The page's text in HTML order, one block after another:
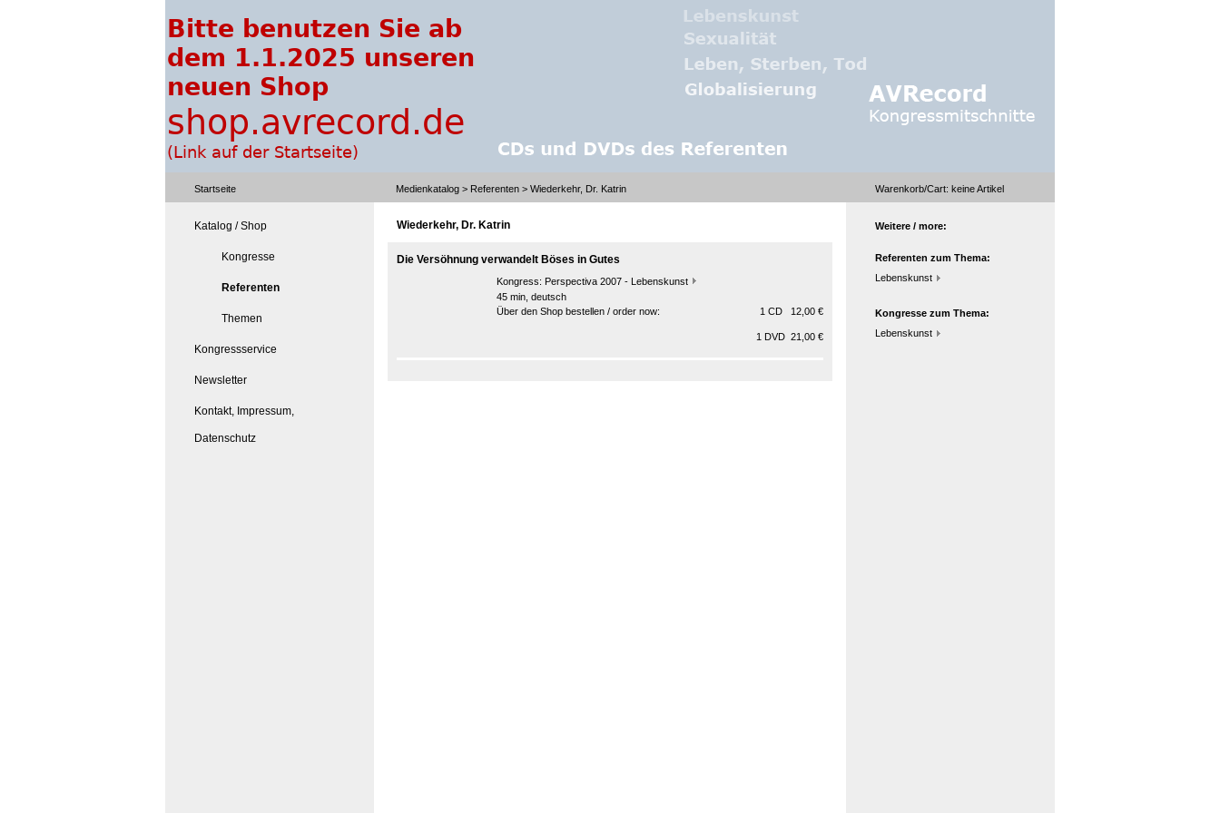
Startseite Medienkatalog > Referenten > Wiederkehr, Dr. Katrin Warenkorb/Cart: keineArtikel
Katalog / Shop
Kongresse
Referenten
Themen
Kongressservice
Newsletter
Kontakt, Impressum,
Datenschutz
Wiederkehr, Dr. Katrin
Die Versöhnung verwandelt Böses in Gutes
Kongress: Perspectiva 2007 - Lebenskunst
45 min, deutsch
Über den Shop bestellen / order now:
1 CD 12,00 €
1 DVD 21,00 €
Weitere / more:
Referenten zum Thema:
Lebenskunst
Kongresse zum Thema:
Lebenskunst